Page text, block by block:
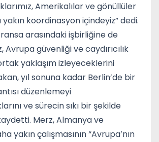
Amerikalılar ve gönüllüler
koordinasyon içindeyiz” dedi.
arasındaki işbirliğine de
Avrupa güvenliği ve caydırıcılık
yaklaşım izleyeceklerini
yıl sonuna kadar Berlin’de bir
düzenlemeyi
ve sürecin sıkı bir şekilde
Merz, Almanya ve
yakın çalışmasının “Avrupa’nın